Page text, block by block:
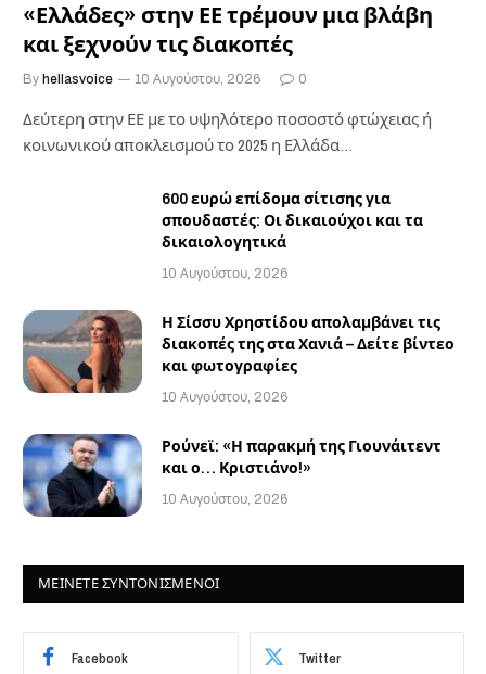
«Ελλάδες» στην ΕΕ τρέμουν μια βλάβη
και ξεχνούν τις διακοπές
By hellasvoice 10 Αυγούστου, 2026 0
Δεύτερη στην ΕΕ με το υψηλότερο ποσοστό φτώχειας ή
κοινωνικού αποκλεισμού το 2025 η Ελλάδα…
600 ευρώ επίδομα σίτισης για
σπουδαστές: Οι δικαιούχοι και τα
δικαιολογητικά
10 Αυγούστου, 2026
Η Σίσσυ Χρηστίδου απολαμβάνει τις
διακοπές της στα Χανιά – Δείτε βίντεο
και φωτογραφίες
10 Αυγούστου, 2026
Ρούνεϊ: «Η παρακμή της Γιουνάιτεντ
και ο… Κριστιάνο!»
10 Αυγούστου, 2026
ΜΕΙΝΕΤΕ ΣΥΝΤΟΝΙΣΜΕΝΟΙ
Facebook Twitter